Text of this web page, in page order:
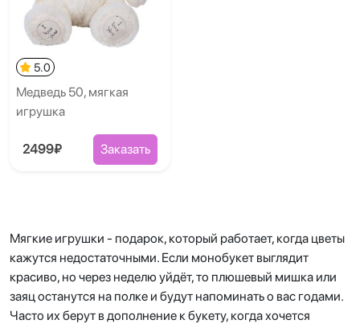
5.0
Медведь 50, мягкая
игрушка
2499₽ Заказать
Мягкие игрушки - подарок, который работает, когда цветы
кажутся недостаточными. Если монобукет выглядит
красиво, но через неделю уйдёт, то плюшевый мишка или
заяц останутся на полке и будут напоминать о вас годами.
Часто их берут в дополнение к букету, когда хочется